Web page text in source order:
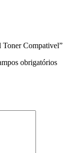
Compativel”
obrigatórios